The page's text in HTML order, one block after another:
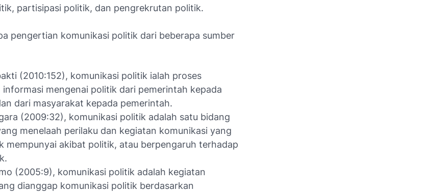
partisipasi politik, dan pengrekrutan politik.
pengertian komunikasi politik dari beberapa sumber
(2010:152), komunikasi politik ialah proses
informasi mengenai politik dari pemerintah kepada
dari masyarakat kepada pemerintah.
(2009:32), komunikasi politik adalah satu bidang
menelaah perilaku dan kegiatan komunikasi yang
mempunyai akibat politik, atau berpengaruh terhadap
(2005:9), komunikasi politik adalah kegiatan
dianggap komunikasi politik berdasarkan